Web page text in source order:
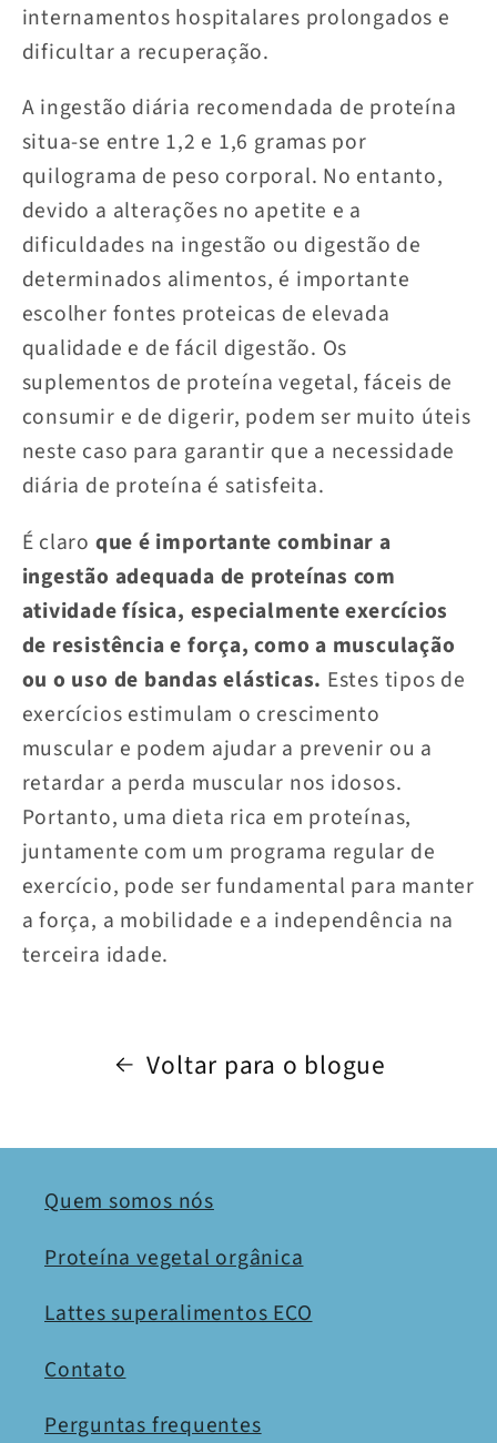
internamentos hospitalares prolongados e
dificultar a recuperação.
A ingestão diária recomendada de proteína
situa-se entre 1,2 e 1,6 gramas por
quilograma de peso corporal. No entanto,
devido a alterações no apetite e a
dificuldades na ingestão ou digestão de
determinados alimentos, é importante
escolher fontes proteicas de elevada
qualidade e de fácil digestão. Os
suplementos de proteína vegetal, fáceis de
consumir e de digerir, podem ser muito úteis
neste caso para garantir que a necessidade
diária de proteína é satisfeita.
É claro que é importante combinar a
ingestão adequada de proteínas com
atividade física, especialmente exercícios
de resistência e força, como a musculação
ou o uso de bandas elásticas. Estes tipos de
exercícios estimulam o crescimento
muscular e podem ajudar a prevenir ou a
retardar a perda muscular nos idosos.
Portanto, uma dieta rica em proteínas,
juntamente com um programa regular de
exercício, pode ser fundamental para manter
a força, a mobilidade e a independência na
terceira idade.
Voltar para o blogue
Quem somos nós
Proteína vegetal orgânica
Lattes superalimentos ECO
Contato
Perguntas frequentes